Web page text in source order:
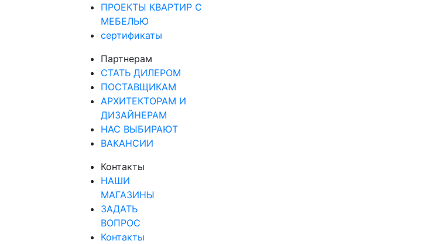
ПРОЕКТЫ КВАРТИР С
МЕБЕЛЬЮ
сертификаты
Партнерам
СТАТЬ ДИЛЕРОМ
ПОСТАВЩИКАМ
АРХИТЕКТОРАМ И
ДИЗАЙНЕРАМ
НАС ВЫБИРАЮТ
ВАКАНСИИ
Контакты
НАШИ
МАГАЗИНЫ
ЗАДАТЬ
ВОПРОС
Контакты